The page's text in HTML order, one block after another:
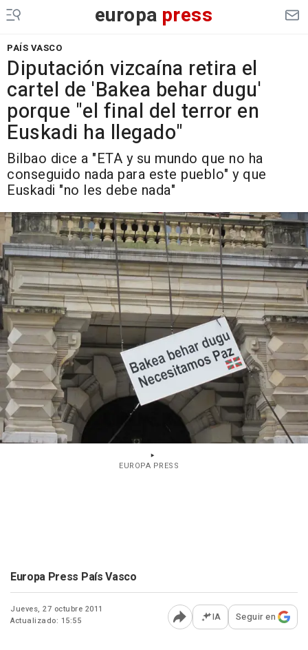
europa press
PAÍS VASCO
Diputación vizcaína retira el
cartel de 'Bakea behar dugu'
porque "el final del terror en
Euskadi ha llegado"
Bilbao dice a "ETA y su mundo que no ha
conseguido nada para este pueblo" y que
Euskadi "no les debe nada"
EUROPA PRESS
Europa Press País Vasco
Jueves, 27 octubre 2011
Actualizado: 15:55
Abrir opciones para
IA Seguir en